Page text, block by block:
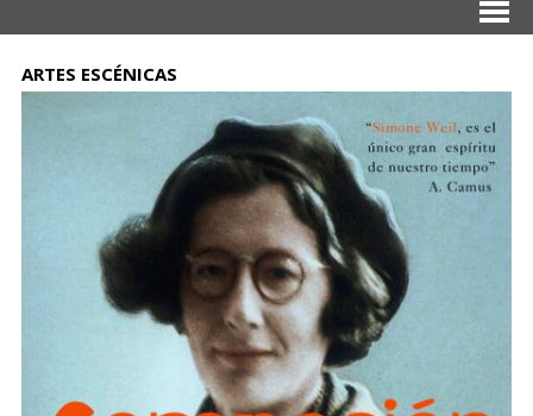
ARTES ESCÉNICAS